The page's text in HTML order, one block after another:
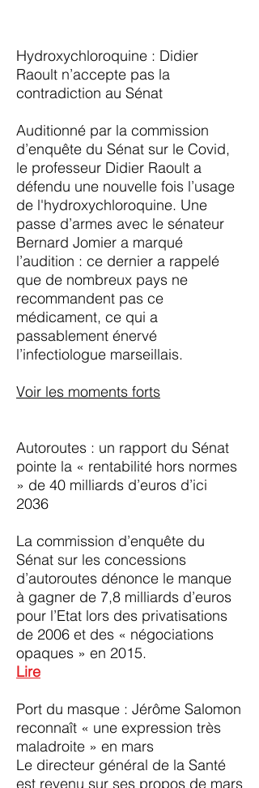
Hydroxychloroquine : Didier
Raoult n’accepte pas la
contradiction au Sénat
Auditionné par la commission
d’enquête du Sénat sur le Covid,
le professeur Didier Raoult a
défendu une nouvelle fois l’usage
de l'hydroxychloroquine. Une
passe d’armes avec le sénateur
Bernard Jomier a marqué
l’audition : ce dernier a rappelé
que de nombreux pays ne
recommandent pas ce
médicament, ce qui a
passablement énervé
l’infectiologue marseillais.
Voir les moments forts
Autoroutes : un rapport du Sénat
pointe la « rentabilité hors normes
» de 40 milliards d’euros d’ici
2036
La commission d’enquête du
Sénat sur les concessions
d’autoroutes dénonce le manque
à gagner de 7,8 milliards d’euros
pour l’Etat lors des privatisations
de 2006 et des « négociations
opaques » en 2015.
Lire
Port du masque : Jérôme Salomon
reconnaît « une expression très
maladroite » en mars
Le directeur général de la Santé
est revenu sur ses propos de mars